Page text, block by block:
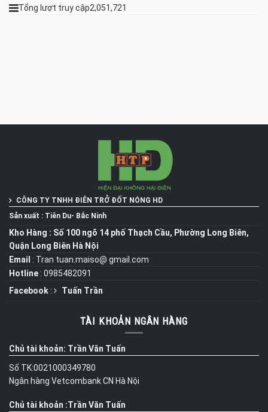
Tổng lượt truy cập2,051,721
CÔNG TY TNHH ĐIÊN TRỞ ĐỐT NÓNG HD
Sản xuất : Tiên Du- Bắc Ninh
Kho Hàng : Số 100 ngõ 14 phố Thạch Cầu, Phường Long Biên,
Quận Long Biên Hà Nội
Email : Tran tuan.maiso@ gmail.com
Hotline : 0985482091
Facebook : Tuấn Trần
TÀI KHOẢN NGÂN HÀNG
Chủ tài khoản: Trần Văn Tuấn
Số TK:0021000349780
Ngân hàng Vetcombank CN Hà Nội
Chủ tài khoản :Trần Văn Tuấn